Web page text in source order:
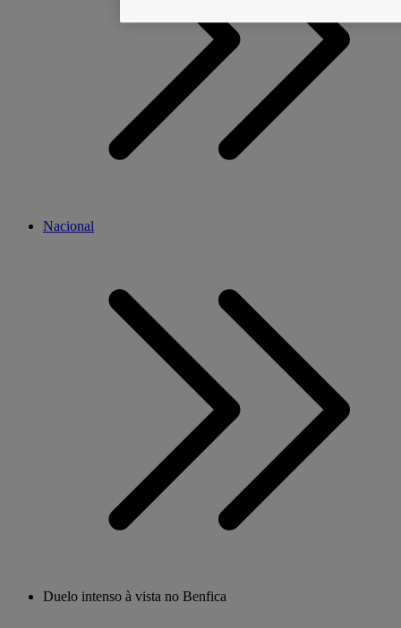
Nacional
Duelo intenso à vista no Benfica